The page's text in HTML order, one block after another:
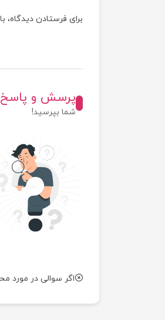
برای فرستادن دیدگاه،
پرسش و پاسخ
شما بپرسید!
اگر سوالی در مورد